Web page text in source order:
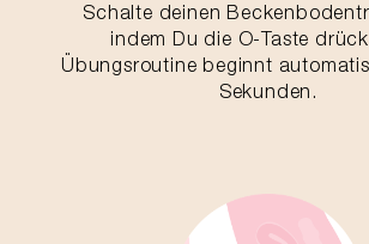
Schalte deinen
indem Du die O-Taste
Übungsroutine beginnt
Sekunden.